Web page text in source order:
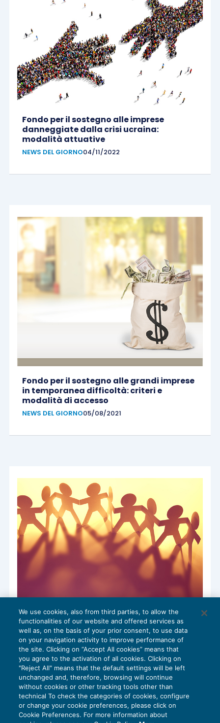
Fondo per il sostegno alle imprese
danneggiate dalla crisi ucraina:
modalità attuative
NEWS DEL GIORNO04/11/2022
Fondo per il sostegno alle grandi imprese
in temporanea difficoltà: criteri e
modalità di accesso
NEWS DEL GIORNO05/08/2021
Crollo ponte Morandi di Genova: le misure
di sostegno ai lavoratori
NEWS DEL GIORNO08/03/2019
Privacy Policy
We use cookies, also from third parties, to allow the
functionalities of our website and offered services as
well as, on the basis of your prior consent, to use data
on your navigation activity to improve performance of
the site. Clicking on “Accept All cookies” means that
you agree to the activation of all cookies. Clicking on
"Reject All" means that the default settings will be left
unchanged and, therefore, browsing will continue
without cookies or other tracking tools other than
technical To check the categories of cookies, configure
or change your cookie preferences, please click on
Cookie Preferences. For more information about